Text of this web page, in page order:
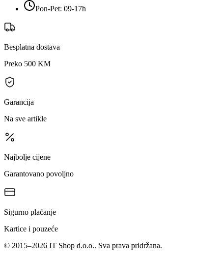
Pon-Pet: 09-17h
Besplatna dostava
Preko 500 KM
Garancija
Na sve artikle
Najbolje cijene
Garantovano povoljno
Sigurno plaćanje
Kartice i pouzeće
© 2015–2026 IT Shop d.o.o.. Sva prava pridržana.